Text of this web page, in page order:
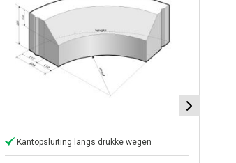
Kantopsluiting langs drukke wegen